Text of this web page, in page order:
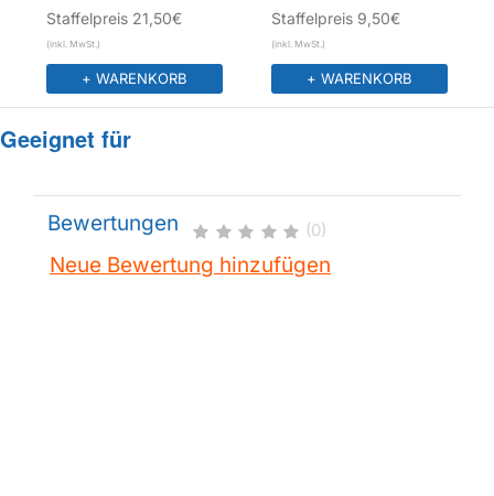
Staffelpreis 21,50€
+ WARENKORB
Staffelpreis9,50€
+ WARENKORB
Geeignet für
Bewertungen (0)
Neue Bewertung hinzufügen